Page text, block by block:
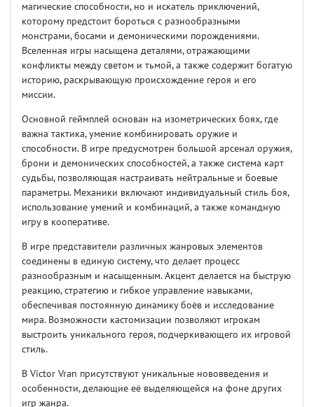
магические способности, но и искатель приключений,
которому предстоит бороться с разнообразными
монстрами, босами и демоническими порождениями.
Вселенная игры насыщена деталями, отражающими
конфликты между светом и тьмой, а также содержит богатую
историю, раскрывающую происхождение героя и его
миссии.
Основной геймплей основан на изометрических боях, где
важна тактика, умение комбинировать оружие и
способности. В игре предусмотрен большой арсенал оружия,
брони и демонических способностей, а также система карт
судьбы, позволяющая настраивать нейтральные и боевые
параметры. Механики включают индивидуальный стиль боя,
использование умений и комбинаций, а также командную
игру в кооперативе.
В игре представители различных жанровых элементов
соединены в единую систему, что делает процесс
разнообразным и насыщенным. Акцент делается на быструю
реакцию, стратегию и гибкое управление навыками,
обеспечивая постоянную динамику боёв и исследование
мира. Возможности кастомизации позволяют игрокам
выстроить уникального героя, подчеркивающего их игровой
стиль.
В Victor Vran присутствуют уникальные нововведения и
особенности, делающие её выделяющейся на фоне других
игр жанра.